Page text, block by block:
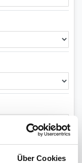
Über Cookies